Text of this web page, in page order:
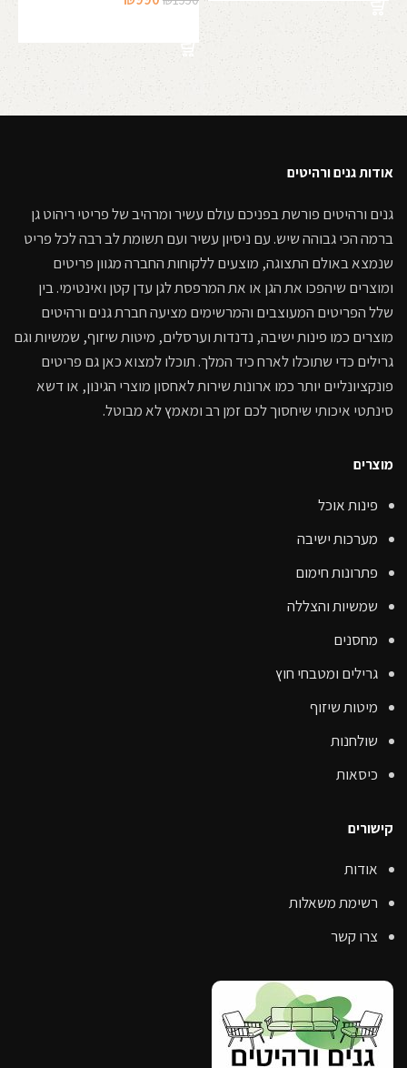
₪3590.
היה:
₪1550.
אודות גנים ורהיטים
גנים ורהיטים פורשת בפניכם עולם עשיר ומרהיב של פריטי ריהוט גן
ברמה הכי גבוהה שיש. עם ניסיון עשיר ועם תשומת לב רבה לכל פריט
שנמצא באולם התצוגה, מוצעים ללקוחות החברה מגוון פריטים
ומוצרים שיהפכו את הגן או את המרפסת לגן עדן קטן ואינטימי. בין
שלל הפריטים המעוצבים והמרשימים מציעה חברת גנים ורהיטים
מוצרים כמו פינות ישיבה, נדנדות וערסלים, מיטות שיזוף, שמשיות וגם
גרילים כדי שתוכלו לארח כיד המלך. תוכלו למצוא כאן גם פריטים
פונקציונליים יותר כמו ארונות שירות לאחסון מוצרי הגינון, או דשא
סינתטי איכותי שיחסוך לכם זמן רב ומאמץ לא מבוטל.
מוצרים
פינות אוכל
מערכות ישיבה
פתרונות חימום
שמשיות והצללה
מחסנים
גרילים ומטבחי חוץ
מיטות שיזוף
שולחנות
כיסאות
קישורים
אודות
רשימת משאלות
צרו קשר